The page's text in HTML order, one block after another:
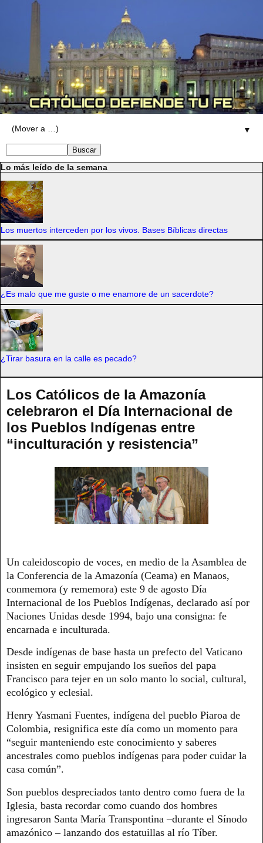
▼
Lo más leído de la semana
Los muertos interceden por los vivos. Bases Bíblicas directas
¿Es malo que me guste o me enamore de un sacerdote?
¿Tirar basura en la calle es pecado?
Los Católicos de la Amazonía
celebraron el Día Internacional de
los Pueblos Indígenas entre
“inculturación y resistencia”
Un caleidoscopio de voces, en medio de la Asamblea de
la Conferencia de la Amazonía (Ceama) en Manaos,
conmemora (y rememora) este 9 de agosto Día
Internacional de los Pueblos Indígenas, declarado así por
Naciones Unidas desde 1994, bajo una consigna: fe
encarnada e inculturada.
Desde indígenas de base hasta un prefecto del Vaticano
insisten en seguir empujando los sueños del papa
Francisco para tejer en un solo manto lo social, cultural,
ecológico y eclesial.
Henry Yasmani Fuentes, indígena del pueblo Piaroa de
Colombia, resignifica este día como un momento para
“seguir manteniendo este conocimiento y saberes
ancestrales como pueblos indígenas para poder cuidar la
casa común”.
Son pueblos despreciados tanto dentro como fuera de la
Iglesia, basta recordar como cuando dos hombres
ingresaron Santa María Transpontina –durante el Sínodo
amazónico – lanzando dos estatuillas al río Tíber.